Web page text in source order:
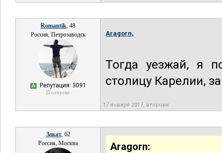
Romantik, 48
Россия, Петрозаводск
А Репутация: 3091
В отпуске
Aragorn,
Тогда уезжай, я
столицу Карелии,
17 января 2017, вторник
Закат, 62
Россия, Москва
Aragorn: